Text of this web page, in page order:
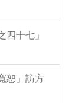
四十七」
恕」訪方